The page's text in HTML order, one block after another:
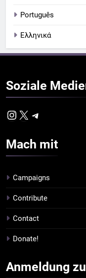
Português
Ελληνικά
Soziale
Instagram
Mach mit
Campaigns
Contribute
Contact
Donate!
Anmeldung